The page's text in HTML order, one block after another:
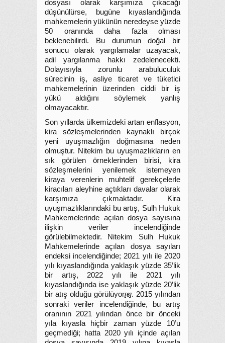
dosyası olarak karşımıza çıkacağı
düşünülürse, bugüne kıyaslandığında
mahkemelerin yükünün neredeyse yüzde
50 oranında daha fazla olması
beklenebilirdi. Bu durumun doğal bir
sonucu olarak yargılamalar uzayacak,
adil yargılanma hakkı zedelenecekti.
Dolayısıyla zorunlu arabuluculuk
sürecinin iş, asliye ticaret ve tüketici
mahkemelerinin üzerinden ciddi bir iş
yükü aldığını söylemek yanlış
olmayacaktır.
Son yıllarda ülkemizdeki artan enflasyon,
kira sözleşmelerinden kaynaklı birçok
yeni uyuşmazlığın doğmasına neden
olmuştur. Nitekim bu uyuşmazlıkların en
sık görülen örneklerinden birisi, kira
sözleşmelerini yenilemek istemeyen
kiraya verenlerin muhtelif gerekçelerle
kiracıları aleyhine açtıkları davalar olarak
karşımıza çıkmaktadır. Kira
uyuşmazlıklarındaki bu artış, Sulh Hukuk
Mahkemelerinde açılan dosya sayısına
ilişkin veriler incelendiğinde
görülebilmektedir. Nitekim Sulh Hukuk
Mahkemelerinde açılan dosya sayıları
endeksi incelendiğinde; 2021 yılı ile 2020
yılı kıyaslandığında yaklaşık yüzde 35’lik
bir artış, 2022 yılı ile 2021 yılı
kıyaslandığında ise yaklaşık yüzde 20’lik
bir atış olduğu görülüyor[6]. 2015 yılından
sonraki veriler incelendiğinde, bu artış
oranının 2021 yılından önce bir önceki
yıla kıyasla hiçbir zaman yüzde 10’u
geçmediği; hatta 2020 yılı içinde açılan